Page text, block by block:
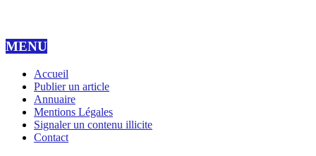
MENU
Accueil
Publier un article
Annuaire
Mentions Légales
Signaler un contenu illicite
Contact